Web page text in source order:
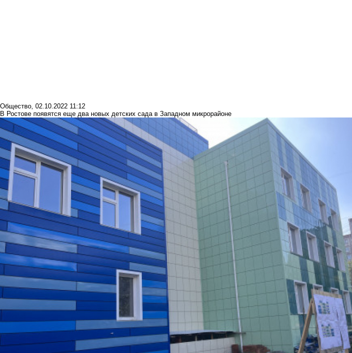
Общество, 02.10.2022 11:12
В Ростове появятся еще два новых детских сада в Западном микрорайоне